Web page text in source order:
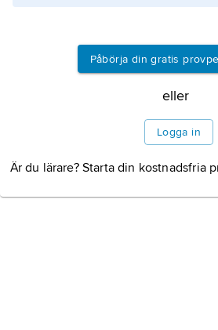
Påbörja din gratis
eller
Logga in
Är du lärare? Starta din kostnadsfria